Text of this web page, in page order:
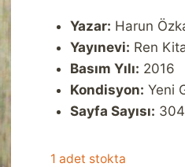
Yazar: Harun
Yayınevi: Ren
Basım Yılı: 2016
Kondisyon: Yeni
Sayfa Sayısı: 304
1 adet stokta